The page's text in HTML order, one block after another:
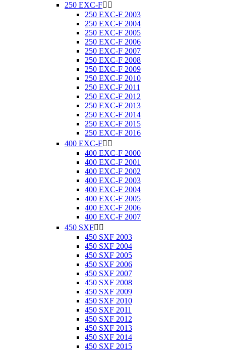
250 EXC-F 
250 EXC-F 2003
250 EXC-F 2004
250 EXC-F 2005
250 EXC-F 2006
250 EXC-F 2007
250 EXC-F 2008
250 EXC-F 2009
250 EXC-F 2010
250 EXC-F 2011
250 EXC-F 2012
250 EXC-F 2013
250 EXC-F 2014
250 EXC-F 2015
250 EXC-F 2016
400 EXC-F 
400 EXC-F 2000
400 EXC-F 2001
400 EXC-F 2002
400 EXC-F 2003
400 EXC-F 2004
400 EXC-F 2005
400 EXC-F 2006
400 EXC-F 2007
450 SXF 
450 SXF 2003
450 SXF 2004
450 SXF 2005
450 SXF 2006
450 SXF 2007
450 SXF 2008
450 SXF 2009
450 SXF 2010
450 SXF 2011
450 SXF 2012
450 SXF 2013
450 SXF 2014
450 SXF 2015